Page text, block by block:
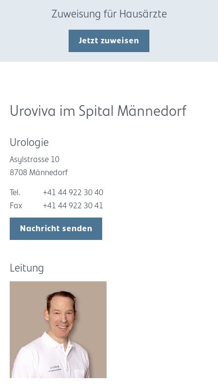
Zuweisung für Hausärzte
Jetzt zuweisen
Uroviva im Spital Männedorf
Urologie
Asylstrasse 10
8708 Männedorf
Tel.
+41 44 922 30 40
Fax
+41 44 922 30 41
Nachricht senden
Leitung